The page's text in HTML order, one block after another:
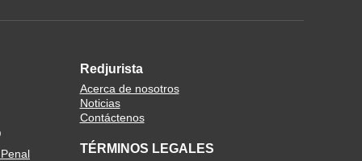
Redjurista
Acerca de nosotros
Noticias
Contáctenos
TÉRMINOS LEGALES